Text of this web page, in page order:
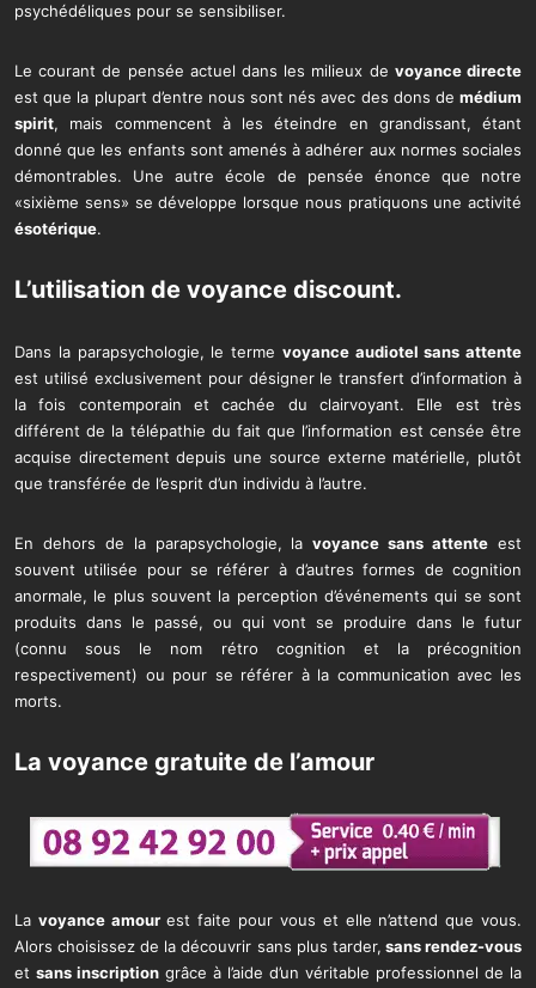
psychédéliques pour se sensibiliser.
Le courant de pensée actuel dans les milieux de voyance directe
est que la plupart d’entre nous sont nés avec des dons de médium
spirit, mais commencent à les éteindre en grandissant, étant
donné que les enfants sont amenés à adhérer aux normes sociales
démontrables. Une autre école de pensée énonce que notre
«sixième sens» se développe lorsque nous pratiquons une activité
ésotérique.
L’utilisation de voyance discount.
Dans la parapsychologie, le terme voyance audiotel sans attente
est utilisé exclusivement pour désigner le transfert d’information à
la fois contemporain et cachée du clairvoyant. Elle est très
différent de la télépathie du fait que l’information est censée être
acquise directement depuis une source externe matérielle, plutôt
que transférée de l’esprit d’un individu à l’autre.
En dehors de la parapsychologie, lavoyance sans attente est
souvent utilisée pour se référer à d’autres formes de cognition
anormale, le plus souvent la perception d’événements qui se sont
produits dans le passé, ou qui vont se produire dans le futur
(connu sous le nom rétro cognition et la précognition
respectivement) ou pour se référer à la communication avec les
morts.
La voyance gratuite de l’amour
La voyance amourest faite pour vous et elle n’attend que vous.
Alors choisissez de la découvrir sans plus tarder, sans rendez-vous
et sans inscription grâce à l’aide d’un véritable professionnel de la